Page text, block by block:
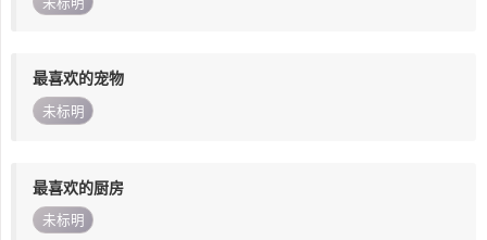
最喜欢的宠物
未标明
最喜欢的厨房
未标明